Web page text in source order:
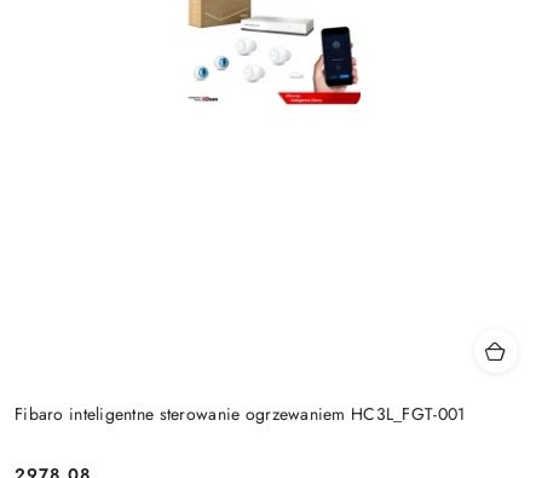
Fibaro inteligentne sterowanie ogrzewaniem HC3L_FGT-001